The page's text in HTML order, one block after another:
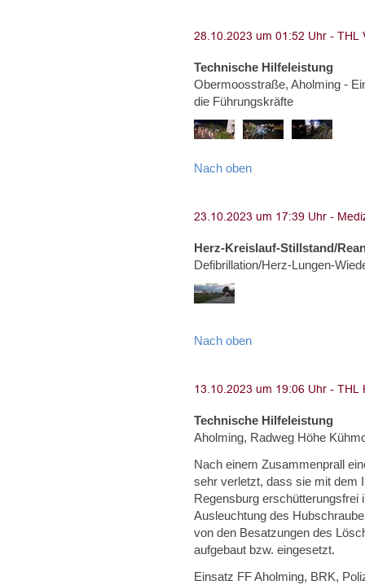
Technische Hilfeleistung
Obermoosstraße, Aholming -
die Führungskräfte
Nach oben
Herz-Kreislauf-Stillstand/
Defibrillation/Herz-Lungen-
Nach oben
Technische Hilfeleistung
Aholming, Radweg Höhe
Nach einem Zusammenprall
sehr verletzt, dass sie mit dem
Regensburg erschütterungsfrei
Ausleuchtung des
von den Besatzungen des
aufgebaut bzw. eingesetzt.
Einsatz FF Aholming, BRK,